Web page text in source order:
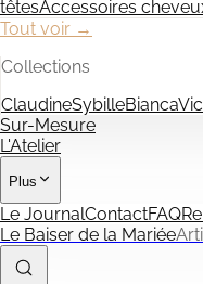
têtesAccessoires
Tout voir →
Collections
ClaudineSybilleBianca
Sur-Mesure
L'Atelier
Plus
Le JournalContactFAQ
Le Baiser de la Mariée